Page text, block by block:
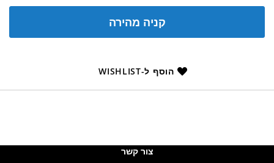
קניה מהירה
הוסף ל-WISHLIST
צור קשר